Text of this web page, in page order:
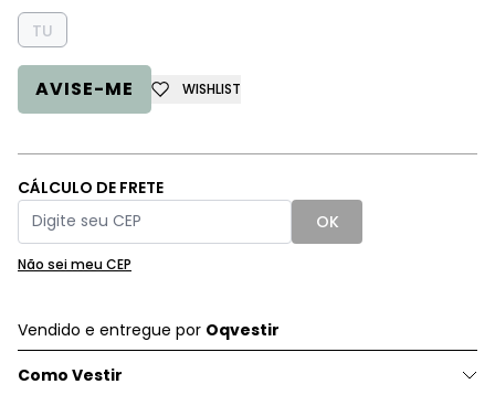
TU
AVISE-ME WISHLIST
CÁLCULO DE FRETE
OK
Não sei meu CEP
Vendido e entregue por Oqvestir
Como Vestir